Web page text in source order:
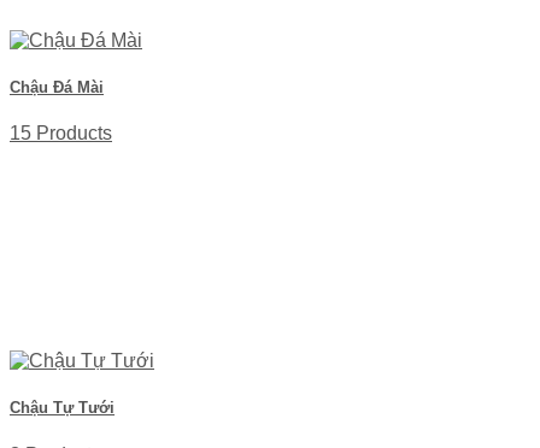
Chậu Đá Mài
15 Products
Chậu Tự Tưới